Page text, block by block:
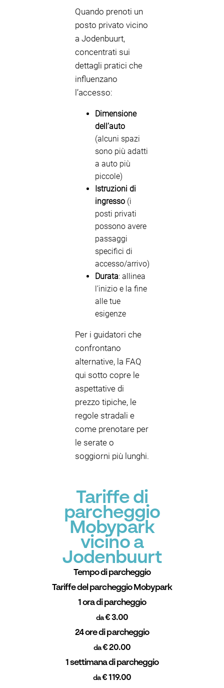
Quando prenoti un
posto privato vicino
a Jodenbuurt,
concentrati sui
dettagli pratici che
influenzano
l’accesso:
Dimensione
dell’auto
(alcuni spazi
sono più adatti
a auto più
piccole)
Istruzioni di
ingresso (i
posti privati
possono avere
passaggi
specifici di
accesso/arrivo)
Durata: allinea
l’inizio e la fine
alle tue
esigenze
Per i guidatori che
confrontano
alternative, la FAQ
qui sotto copre le
aspettative di
prezzo tipiche, le
regole stradali e
come prenotare per
le serate o
soggiorni più lunghi.
Tariffe di
parcheggio
Mobypark
vicino a
Jodenbuurt
Tempo di parcheggio
Tariffe del parcheggio Mobypark
1 ora di parcheggio
da€ 3.00
24 ore di parcheggio
da€ 20.00
1 settimana di parcheggio
da€ 119.00